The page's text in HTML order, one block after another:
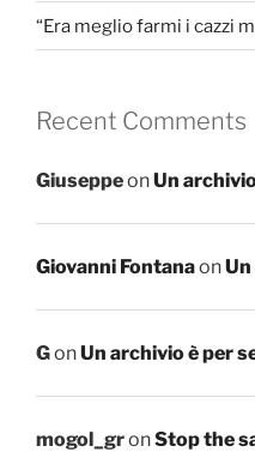
“Era meglio farmi i cazzi
Recent Comments
GiuseppeonUn
Giovanni Fontanaon
GonUn archivio è per
mogol_gronStop the